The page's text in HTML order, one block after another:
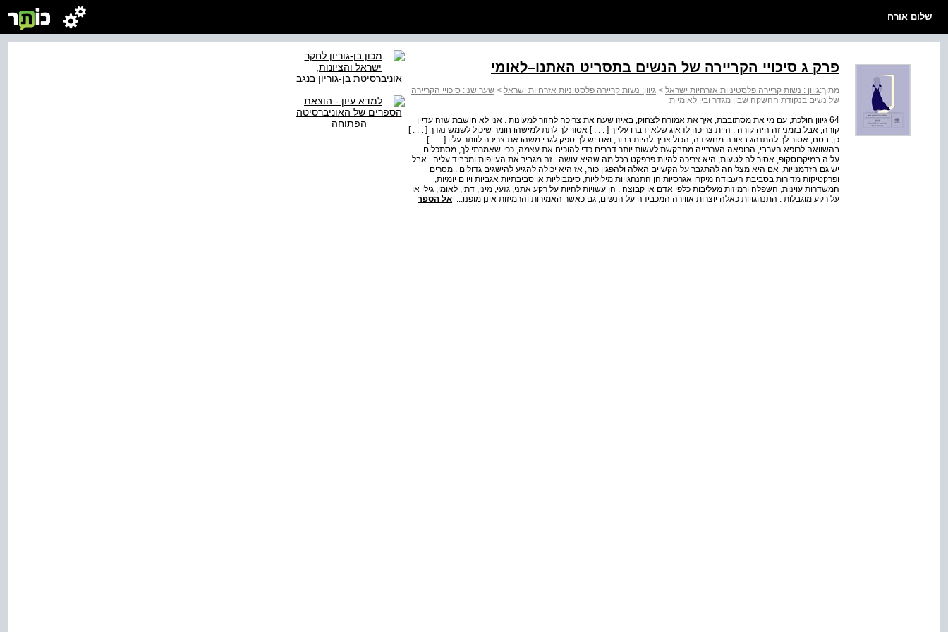
שלום אורח
פרק ג סיכויי הקריירה של הנשים בתסריט האתנו–לאומי
מתוך:גיוון : נשות קריירה פלסטיניות אזרחיות ישראל > גיוון: נשות קריירה פלסטיניות אזרחיות ישראל > שער שני: סיכויי הקריירה
של נשים בנקודת ההשקה שבין מגדר ובין לאומיות
64 גיוון הולכת, עם מי את מסתובבת, איך את אמורה לצחוק, באיזו שעה את צריכה לחזור למעונות . אני לא חושבת שזה עדיין
קורה, אבל בזמני זה היה קורה . היית צריכה לדאוג שלא ידברו עלייך [ . . . ] אסור לך לתת למישהו חומר שיכול לשמש נגדך [ . . . ]
כן, בטח, אסור לך להתנהג בצורה מחשידה, הכול צריך להיות ברור, ואם יש לך ספק לגבי משהו את צריכה לוותר עליו [ . . . ]
בהשוואה לרופא הערבי, הרופאה הערבייה מתבקשת לעשות יותר דברים כדי להוכיח את עצמה, כפי שאמרתי לך, מסתכלים
עליה במיקרוסקופ, אסור לה לטעות, היא צריכה להיות פרפקט בכל מה שהיא עושה . זה מגביר את העייפות ומכביד עליה . אבל
יש גם הזדמנויות, אם היא מצליחה להתגבר על הקשיים האלה ולהפגין כוח, אז היא יכולה להגיע להישגים גדולים . מסרים
ופרקטיקות מדירות בסביבת העבודה מיקרו אגרסיות הן התנהגויות מילוליות, סימבוליות או סביבתיות אגביות ויו ם יומיות,
המשדרות עוינות, השפלה ורמיזות מעליבות כלפי אדם או קבוצה . הן עשויות להיות על רקע אתני, גזעי, מיני, דתי, לאומי, גילי או
על רקע מוגבלות . התנהגויות כאלה יוצרות אווירה המכבידה על הנשים, גם כאשר האמירות והרמיזות אינן מופנו... אל הספר